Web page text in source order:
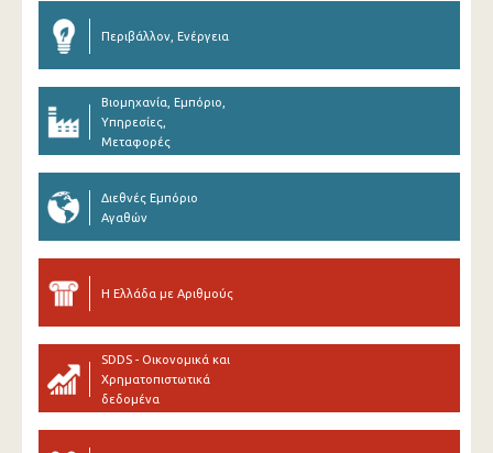
Περιβάλλον, Ενέργεια
Βιομηχανία, Εμπόριο,
Υπηρεσίες,
Μεταφορές
Διεθνές Εμπόριο
Αγαθών
Η Ελλάδα με Αριθμούς
SDDS - Οικονομικά και
Χρηματοπιστωτικά
δεδομένα